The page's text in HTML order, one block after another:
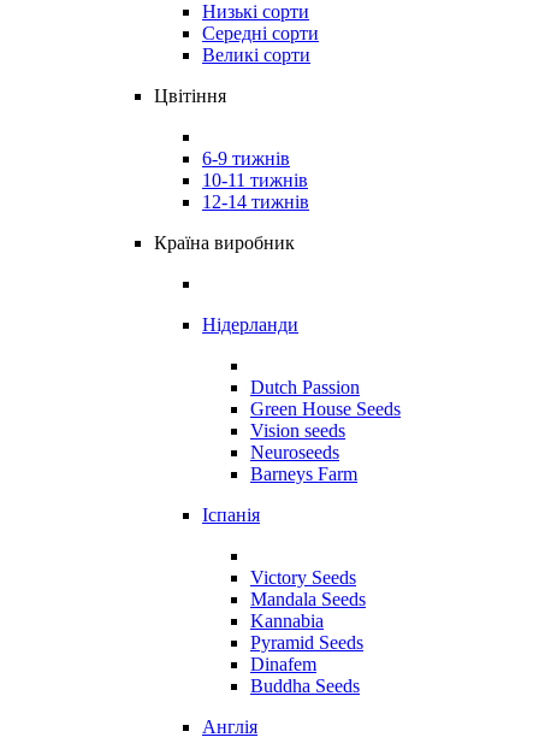
Низькі сорти
Середні сорти
Великі сорти
Цвітіння
6-9 тижнів
10-11 тижнів
12-14 тижнів
Країна виробник
Нідерланди
Dutch Passion
Green House Seeds
Vision seeds
Neuroseeds
Barneys Farm
Іспанія
Victory Seeds
Mandala Seeds
Kannabia
Pyramid Seeds
Dinafem
Buddha Seeds
Англія